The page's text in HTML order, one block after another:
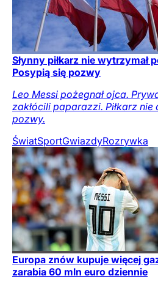
Słynny piłkarz nie wytrzymał
Posypią się pozwy
Leo Messi pożegnał ojca.
zakłócili paparazzi. Piłkarz
pozwy.
ŚwiatSportGwiazdyRozrywka
Europa znów kupuje więcej
zarabia 60 mln euro dziennie